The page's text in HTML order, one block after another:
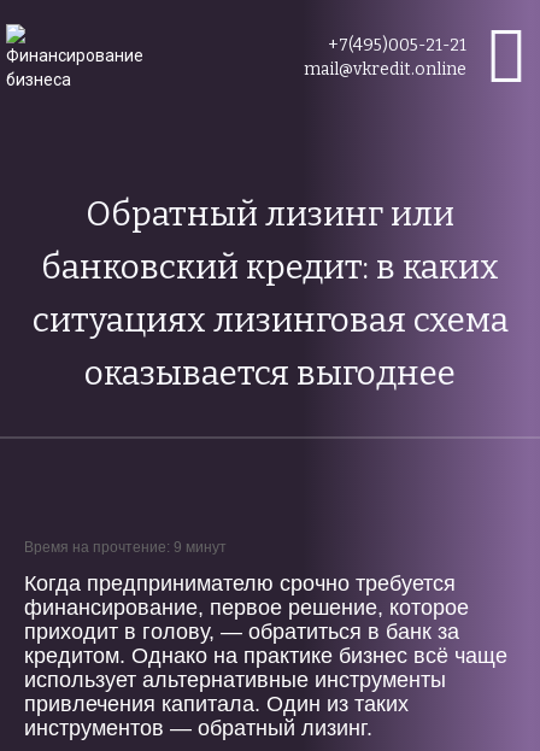
+7(495)005-21-21
mail@vkredit.online
Обратный лизинг или
банковский кредит: в каких
ситуациях лизинговая схема
оказывается выгоднее
Время на прочтение: 9 минут
Когда предпринимателю срочно требуется
финансирование, первое решение, которое
приходит в голову, — обратиться в банк за
кредитом. Однако на практике бизнес всё чаще
использует альтернативные инструменты
привлечения капитала. Один из таких
инструментов — обратный лизинг.